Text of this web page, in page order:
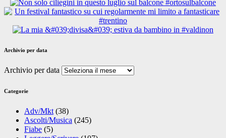
Archivio per data
Archivio per data
Categorie
Adv/Mkt (38)
Ascolti/Musica (245)
Fiabe (5)